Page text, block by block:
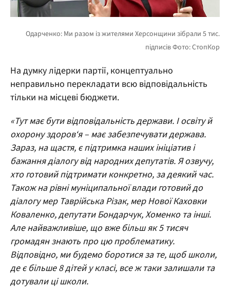
На думку лідерки партії, концептуально
неправильно перекладати всю відповідальність
тільки на місцеві бюджети.
«Тут має бути відповідальність держави. І освіту й
охорону здоров‘я – має забезпечувати держава.
Зараз, на щастя, є підтримка наших ініціатив і
бажання діалогу від народних депутатів. Я озвучу,
хто готовий підтримати конкретно, за деякий час.
Також на рівні муніципальної влади готовий до
діалогу мер Таврійська Різак, мер Нової Каховки
Коваленко, депутати Бондарчук, Хоменко та інші.
Але найважливіше, що вже більш як 5 тисяч
громадян знають про цю проблематику.
Відповідно, ми будемо боротися за те, щоб школи,
де є більше 8 дітей у класі, все ж таки залишали та
дотували ці школи.